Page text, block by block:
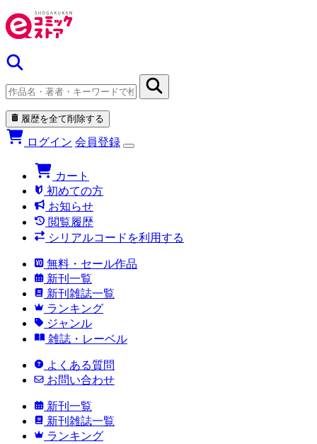
履歴を全て削除する
ログイン 会員登録
カート
初めての方
お知らせ
閲覧履歴
シリアルコードを利用する
無料・セール作品
新刊一覧
新刊雑誌一覧
ランキング
ジャンル
雑誌・レーベル
よくある質問
お問い合わせ
新刊一覧
新刊雑誌一覧
ランキング